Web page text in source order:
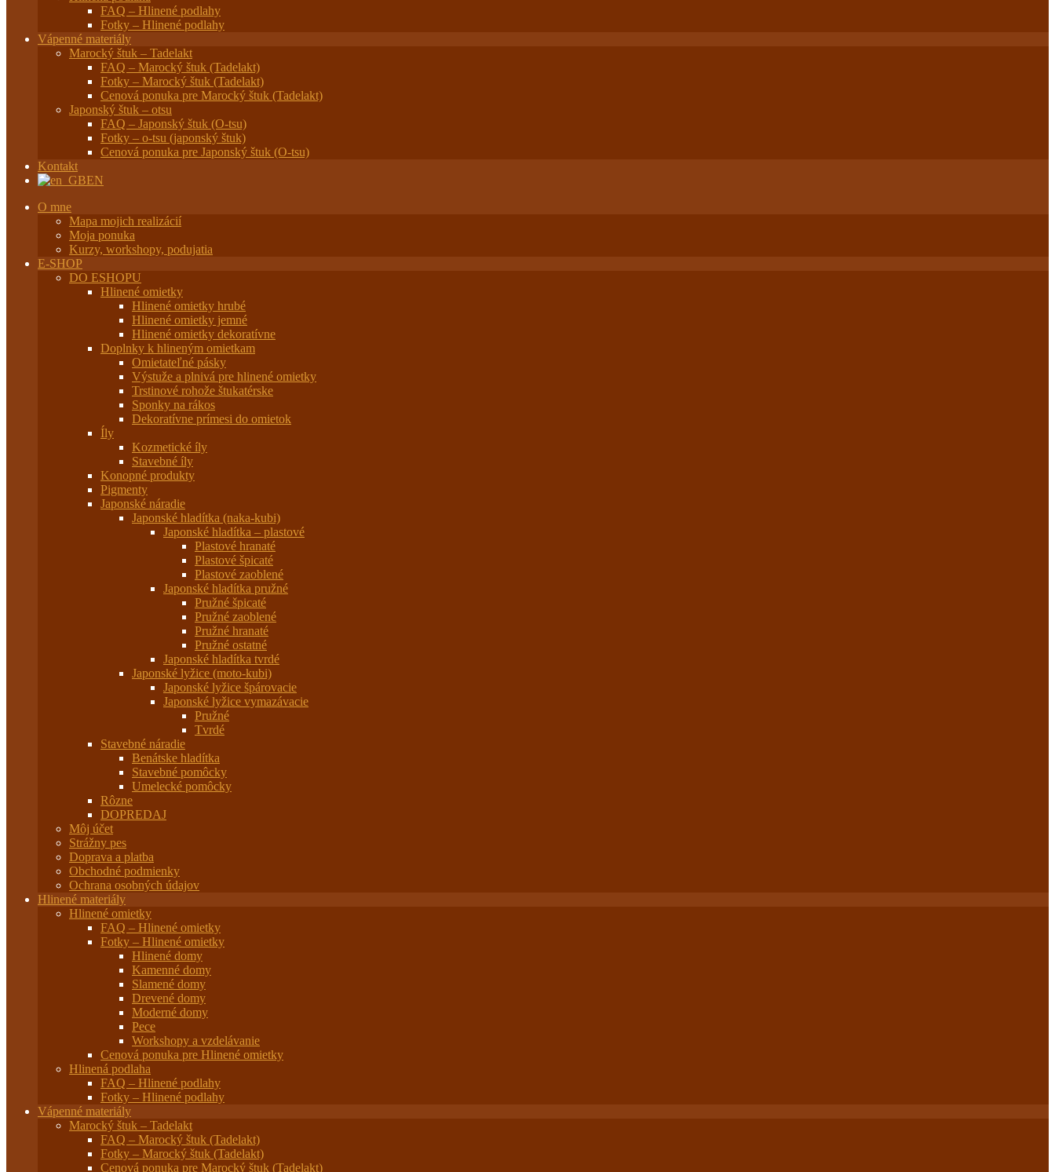
FAQ – Hlinené podlahy
Fotky – Hlinené podlahy
Vápenné materiály
Marocký štuk – Tadelakt
FAQ – Marocký štuk (Tadelakt)
Fotky – Marocký štuk (Tadelakt)
Cenová ponuka pre Marocký štuk (Tadelakt)
Japonský štuk – otsu
FAQ – Japonský štuk (O-tsu)
Fotky – o-tsu (japonský štuk)
Cenová ponuka pre Japonský štuk (O-tsu)
Kontakt
EN
O mne
Mapa mojich realizácií
Moja ponuka
Kurzy, workshopy, podujatia
E-SHOP
DO ESHOPU
Hlinené omietky
Hlinené omietky hrubé
Hlinené omietky jemné
Hlinené omietky dekoratívne
Doplnky k hlineným omietkam
Omietateľné pásky
Výstuže a plnivá pre hlinené omietky
Trstinové rohože štukatérske
Sponky na rákos
Dekoratívne prímesi do omietok
Íly
Kozmetické íly
Stavebné íly
Konopné produkty
Pigmenty
Japonské náradie
Japonské hladítka (naka-kubi)
Japonské hladítka – plastové
Plastové hranaté
Plastové špicaté
Plastové zaoblené
Japonské hladítka pružné
Pružné špicaté
Pružné zaoblené
Pružné hranaté
Pružné ostatné
Japonské hladítka tvrdé
Japonské lyžice (moto-kubi)
Japonské lyžice špárovacie
Japonské lyžice vymazávacie
Pružné
Tvrdé
Stavebné náradie
Benátske hladítka
Stavebné pomôcky
Umelecké pomôcky
Rôzne
DOPREDAJ
Môj účet
Strážny pes
Doprava a platba
Obchodné podmienky
Ochrana osobných údajov
Hlinené materiály
Hlinené omietky
FAQ – Hlinené omietky
Fotky – Hlinené omietky
Hlinené domy
Kamenné domy
Slamené domy
Drevené domy
Moderné domy
Pece
Workshopy a vzdelávanie
Cenová ponuka pre Hlinené omietky
Hlinená podlaha
FAQ – Hlinené podlahy
Fotky – Hlinené podlahy
Vápenné materiály
Marocký štuk – Tadelakt
FAQ – Marocký štuk (Tadelakt)
Fotky – Marocký štuk (Tadelakt)
Cenová ponuka pre Marocký štuk (Tadelakt)